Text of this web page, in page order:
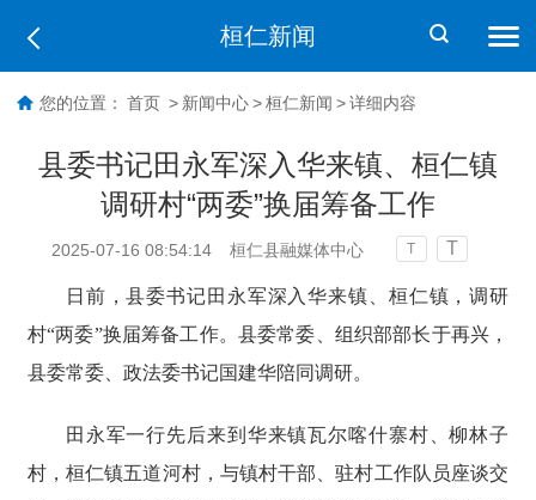
桓仁新闻
您的位置： 首页 > 新闻中心 > 桓仁新闻 > 详细内容
县委书记田永军深入华来镇、桓仁镇
调研村“两委”换届筹备工作
2025-07-16 08:54:14 桓仁县融媒体中心 T T
日前，县委书记田永军深入华来镇、桓仁镇，调研
村“两委”换届筹备工作。县委常委、组织部部长于再兴，
县委常委、政法委书记国建华陪同调研。
田永军一行先后来到华来镇瓦尔喀什寨村、柳林子
村，桓仁镇五道河村，与镇村干部、驻村工作队员座谈交